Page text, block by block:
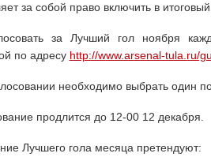
за собой право включить в
за Лучший гол ноября
по адресу http://www.arsenal-tula.ru/
необходимо выбрать один
продлится до 12-00 12 декабря.
Лучшего гола месяца претендуют: